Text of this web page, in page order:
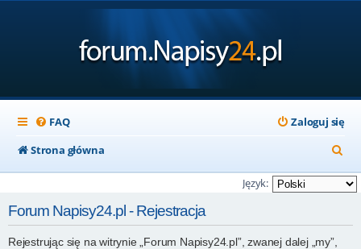
FAQ
Zaloguj się
Strona główna
z
u
Język:
Forum Napisy24.pl - Rejestracja
Rejestrując się na witrynie „Forum Napisy24.pl”, zwanej dalej „my”,